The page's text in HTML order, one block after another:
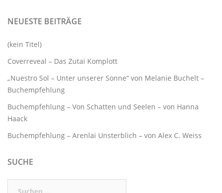
NEUESTE BEITRÄGE
(kein Titel)
Coverreveal – Das Zutai Komplott
„Nuestro Sol – Unter unserer Sonne“ von Melanie Buchelt –
Buchempfehlung
Buchempfehlung – Von Schatten und Seelen – von Hanna
Haack
Buchempfehlung – Arenlai Unsterblich – von Alex C. Weiss
SUCHE